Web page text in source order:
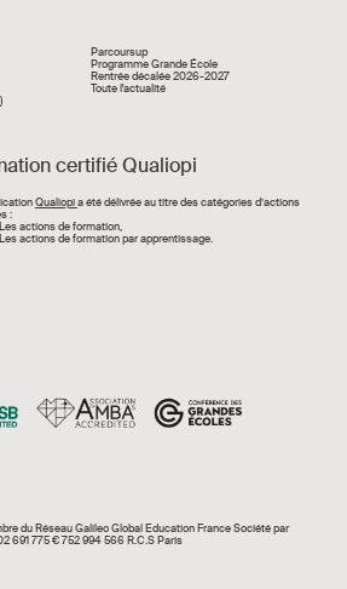
Parcoursup
Programme Grande École
Rentrée décalée 2026-2027
Toute l'actualité
certifié Qualiopi
Qualiopia été délivrée au titre des catégories d’actions
:
Les actions de formation,
Les actions de formation par apprentissage.
du Réseau Galileo Global Education France Société par
691 775 € 752 994 566 R.C.S Paris